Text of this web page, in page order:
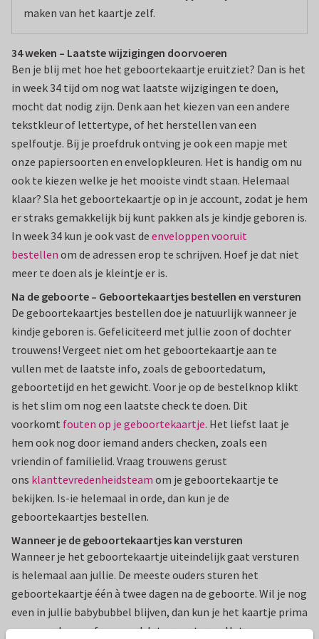
maken van het kaartje zelf.
34 weken – Laatste wijzigingen doorvoeren
Ben je blij met hoe het geboortekaartje eruitziet? Dan is het
in week 34 tijd om nog wat laatste wijzigingen te doen,
mocht dat nodig zijn. Denk aan het kiezen van een andere
tekstkleur of lettertype, of het herstellen van een
spelfoutje. Bij je proefdruk ontving je ook een mapje met
onze papiersoorten en envelopkleuren. Het is handig om nu
ook te kiezen welke je het mooiste vindt staan. Helemaal
klaar? Sla het geboortekaartje op in je account, zodat je hem
er straks gemakkelijk bij kunt pakken als je kindje geboren is.
In week 34 kun je ook vast de enveloppen vooruit
bestellen om de adressen erop te schrijven. Hoef je dat niet
meer te doen als je kleintje er is.
Na de geboorte – Geboortekaartjes bestellen en versturen
De geboortekaartjes bestellen doe je natuurlijk wanneer je
kindje geboren is. Gefeliciteerd met jullie zoon of dochter
trouwens! Vergeet niet om het geboortekaartje aan te
vullen met de laatste info, zoals de geboortedatum,
geboortetijd en het gewicht. Voor je op de bestelknop klikt
is het slim om nog een laatste check te doen. Dit
voorkomt fouten op je geboortekaartje. Het liefst laat je
hem ook nog door iemand anders checken, zoals een
vriendin of familielid. Vraag trouwens gerust
ons klanttevredenheidsteam om je geboortekaartje te
bekijken. Is-ie helemaal in orde, dan kun je de
geboortekaartjes bestellen.
Wanneer je de geboortekaartjes kan versturen
Wanneer je het geboortekaartje uiteindelijk gaat versturen
is helemaal aan jullie. De meeste ouders sturen het
geboortekaartje één à twee dagen na de geboorte. Wil je nog
even in jullie babybubbel blijven, dan kun je het kaartje prima
een paar dagen of een week later versturen. Het